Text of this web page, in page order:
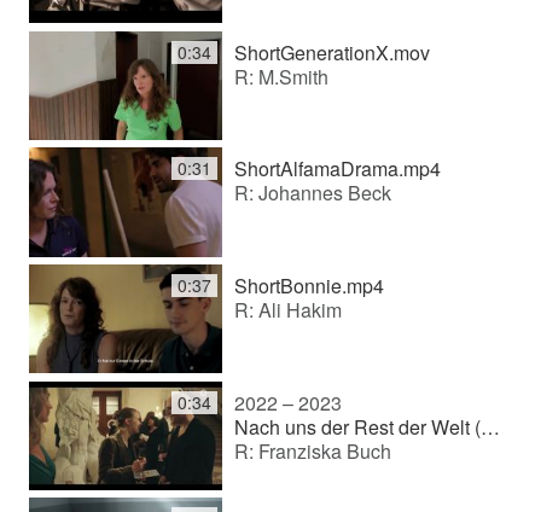
0:34
ShortGenerationX.mov
R: M.Smith
0:31
ShortAlfamaDrama.mp4
R: Johannes Beck
0:37
ShortBonnie.mp4
R: Ali Hakim
0:34
2022 – 2023
Nach uns der Rest der Welt (TV movie)
R: Franziska Buch